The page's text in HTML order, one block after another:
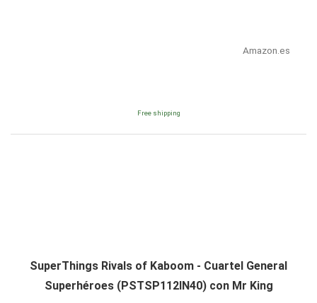
Amazon.es
Free shipping
SuperThings Rivals of Kaboom - Cuartel General
Superhéroes (PSTSP112IN40) con Mr King